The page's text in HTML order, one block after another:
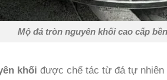
Mộ đá tròn nguyên khối cao cấp
khối được chế tác từ đá tự nhiên